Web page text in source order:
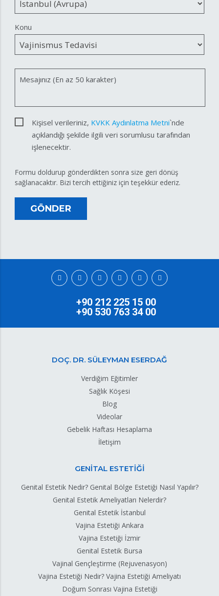
Konu
Mesajınız (En az 50 karakter)
Kişisel verileriniz, KVKK Aydınlatma Metni`nde
açıklandığı şekilde ilgili veri sorumlusu tarafından
işlenecektir.
Formu doldurup gönderdikten sonra size geri dönüş
sağlanacaktır. Bizi tercih ettiğiniz için teşekkür ederiz.
GÖNDER
+90 212 225 15 00
+90 530 763 34 00
DOÇ. DR. SÜLEYMAN ESERDAĞ
Verdiğim Eğitimler
Sağlık Köşesi
Blog
Videolar
Gebelik Haftası Hesaplama
İletişim
GENİTAL ESTETİĞİ
Genital Estetik Nedir? Genital Bölge Estetiği Nasıl Yapılır?
Genital Estetik Ameliyatları Nelerdir?
Genital Estetik İstanbul
Vajina Estetiği Ankara
Vajina Estetiği İzmir
Genital Estetik Bursa
Vajinal Gençleştirme (Rejuvenasyon)
Vajina Estetiği Nedir? Vajina Estetiği Ameliyatı
Doğum Sonrası Vajina Estetiği